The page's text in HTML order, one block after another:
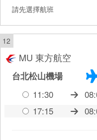
請先選擇航班
12
MU 東方航空
台北松山機場
11:30
17:15